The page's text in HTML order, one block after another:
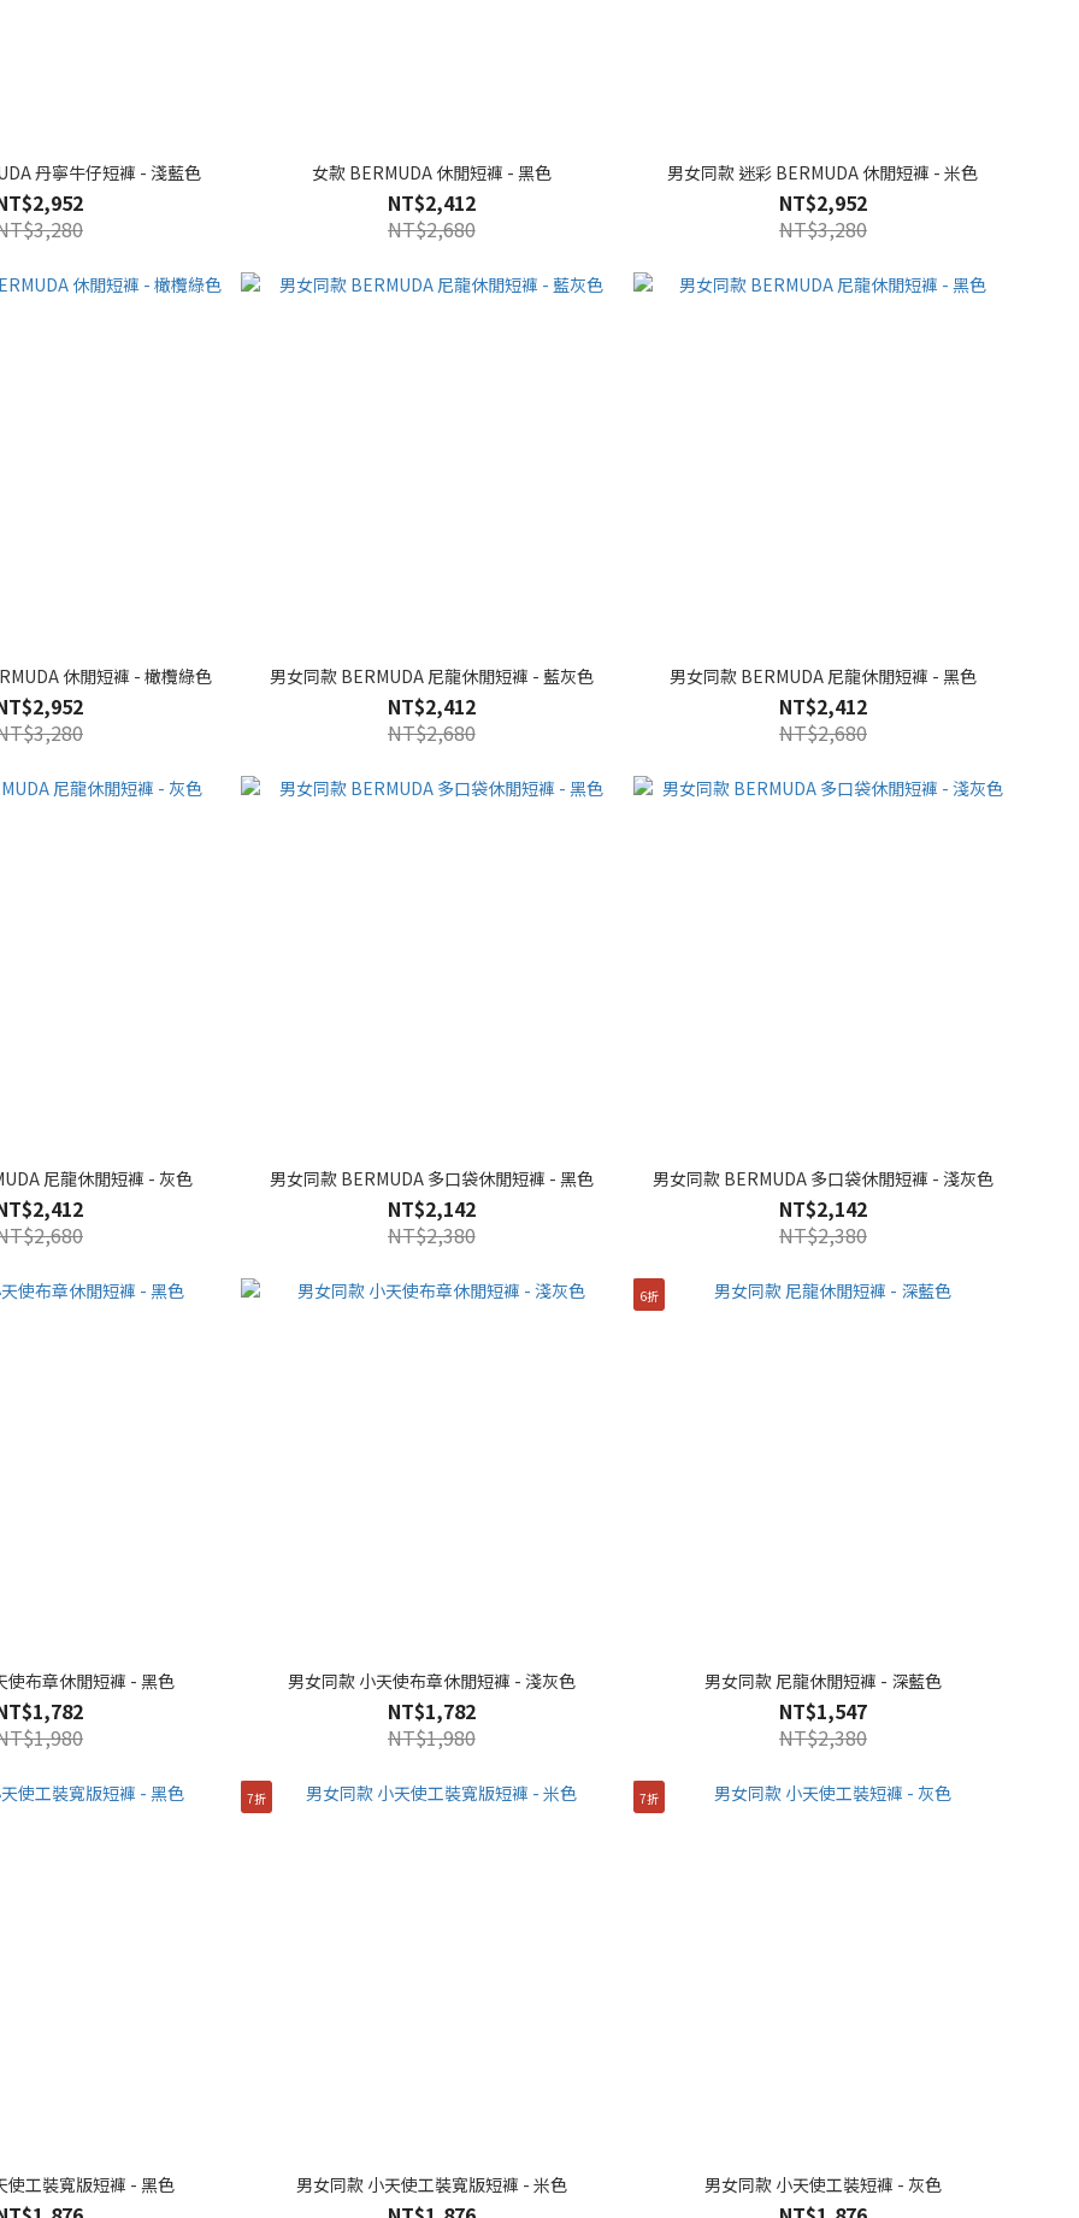
丹寧牛仔短褲 - 淺藍色 女款 BERMUDA 休閒短褲 - 黑色
NT$2,412
NT$2,680
男女同款 迷彩 BERMUDA 休閒短褲 - 米色
NT$2,952
NT$3,280
休閒短褲 - 橄欖綠色 男女同款 BERMUDA 尼龍休閒短褲 - 藍灰色
NT$2,412
NT$2,680
男女同款 BERMUDA 尼龍休閒短褲 - 黑色
NT$2,412
NT$2,680
尼龍休閒短褲 - 灰色 男女同款 BERMUDA 多口袋休閒短褲 - 黑色
NT$2,142
NT$2,380
男女同款 BERMUDA 多口袋休閒短褲 - 淺灰色
NT$2,142
NT$2,380
使布章休閒短褲 - 黑色 男女同款 小天使布章休閒短褲 - 淺灰色
NT$1,782
NT$1,980
6折
男女同款 尼龍休閒短褲 - 深藍色
NT$1,547
NT$2,380
使工裝寬版短褲 - 黑色
7折
男女同款 小天使工裝寬版短褲 - 米色
7折
男女同款 小天使工裝短褲 - 灰色